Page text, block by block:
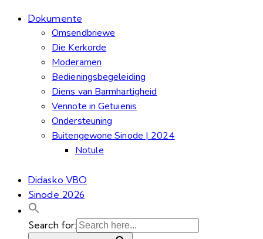
Dokumente
Omsendbriewe
Die Kerkorde
Moderamen
Bedieningsbegeleiding
Diens van Barmhartigheid
Vennote in Getuienis
Ondersteuning
Buitengewone Sinode | 2024
Notule
Didasko VBO
Sinode 2026
Search for: